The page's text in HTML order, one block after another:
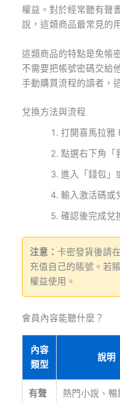
權益。對於經常聽有聲
說，這類商品最常見的
這類商品的特點是免帳
不需要把帳號密碼交給
手動購買流程的讀者，
兌換方法與流程
打開喜馬拉雅
點選右下角「
進入「錢包」
輸入激活碼或
確認後完成兌
注意： 卡密發貨後請
充值自己的賬號。若
權益使用。
會員內容能聽什麼？
內容
類型
說明
有聲
熱門小說、暢